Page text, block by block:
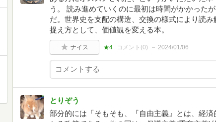
う。 読み進めていくのに最初は時間がかかった
だ。世界史を支配の構造、交換の様式により読
捉え方として、価値観を変える本。
ナイス ★4 コメント(0) 2024/01/06
とりぞう
部分的には「そもそも、『自由主義』とは、経